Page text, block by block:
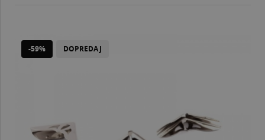
-59% DOPREDAJ